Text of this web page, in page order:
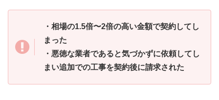
・相場の1.5倍〜2倍の高い金額で契約してし
まった
・悪徳な業者であると気づかずに依頼してし
まい追加での工事を契約後に請求された